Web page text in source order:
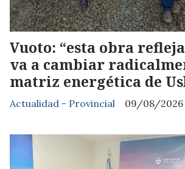
Vuoto: “esta obra
va a cambiar
matriz energética de
Actualidad - Provincial 09/08/2026